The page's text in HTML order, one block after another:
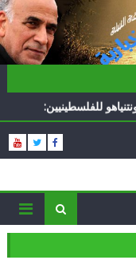
التطبيع
للفلسطينيين:
جاهزون
التطبيع